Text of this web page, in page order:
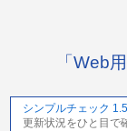
「Web
シンプルチェック 1.5
更新状況をひと目で